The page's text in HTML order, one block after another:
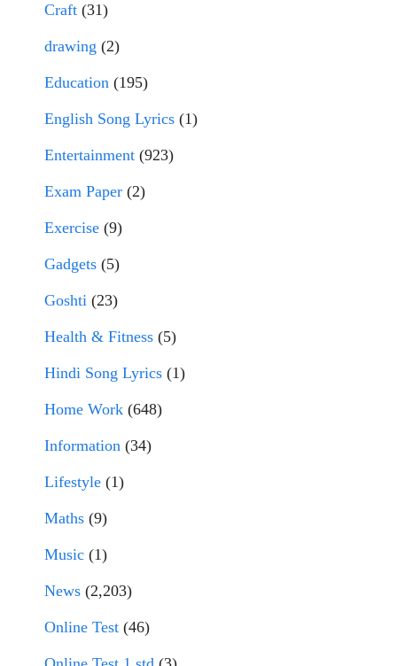
Craft (31)
drawing (2)
Education (195)
English Song Lyrics (1)
Entertainment (923)
Exam Paper (2)
Exercise (9)
Gadgets (5)
Goshti (23)
Health & Fitness (5)
Hindi Song Lyrics (1)
Home Work (648)
Information (34)
Lifestyle (1)
Maths (9)
Music (1)
News (2,203)
Online Test (46)